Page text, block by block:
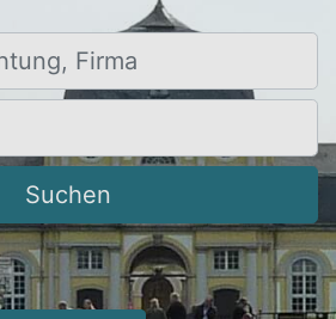
Suchen